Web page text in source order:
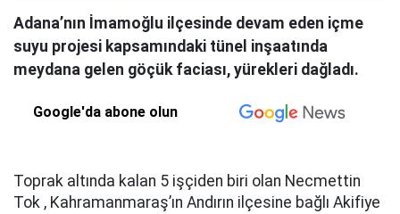
Adana’nın İmamoğlu ilçesinde devam eden içme
suyu projesi kapsamındaki tünel inşaatında
meydana gelen göçük faciası, yürekleri dağladı.
Google'da abone olun
Toprak altında kalan 5 işçiden biri olan Necmettin
Tok , Kahramanmaraş’ın Andırın ilçesine bağlı Akifiye